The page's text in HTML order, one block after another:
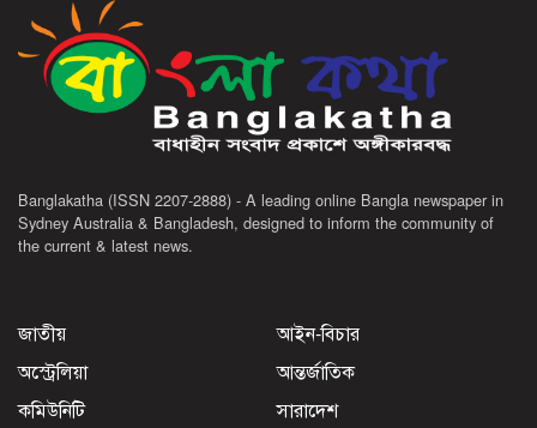
Banglakatha (ISSN 2207-2888) - A leading online Bangla newspaper in
Sydney Australia & Bangladesh, designed to inform the community of
the current & latest news.
জাতীয়
আইন-বিচার
অস্ট্রেলিয়া
আন্তর্জাতিক
কমিউনিটি
সারাদেশ